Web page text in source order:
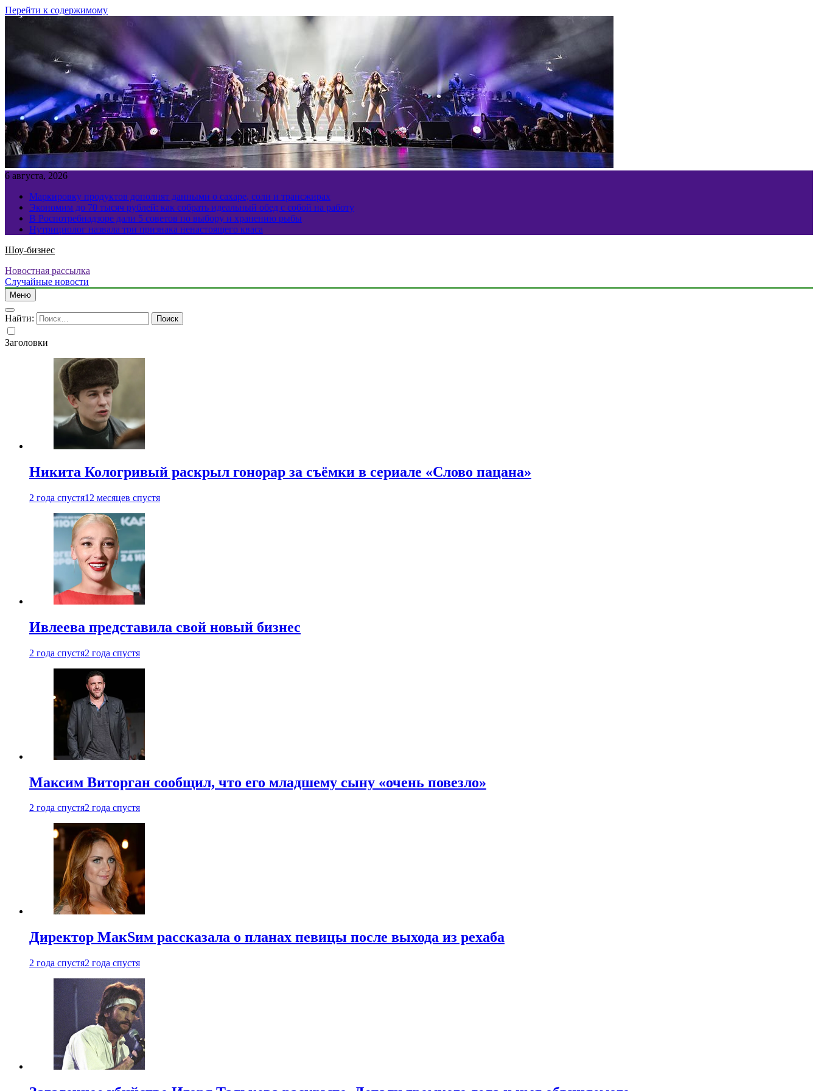
Перейти к содержимому
6 августа, 2026
Маркировку продуктов дополнят данными о сахаре, соли и трансжирах
Экономим до 70 тысяч рублей: как собрать идеальный обед с собой на работу
В Роспотребнадзоре дали 5 советов по выбору и хранению рыбы
Нутрициолог назвала три признака ненастоящего кваса
Шоу-бизнес
Новостная рассылка
Случайные новости
Меню
Найти:
Заголовки
Никита Кологривый раскрыл гонорар за съёмки в сериале «Слово пацана»
2 года спустя12 месяцев спустя
Ивлеева представила свой новый бизнес
2 года спустя2 года спустя
Максим Виторган сообщил, что его младшему сыну «очень повезло»
2 года спустя2 года спустя
Директор МакSим рассказала о планах певицы после выхода из рехаба
2 года спустя2 года спустя